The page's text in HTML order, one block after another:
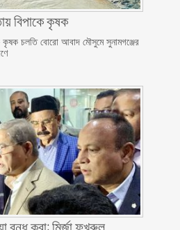
বিপাকে কৃষক
কৃষক চলতি বোরো আবাদ মৌসুমে সুনামগঞ্জের
বন্ধ করা: মির্জা ফখরুল